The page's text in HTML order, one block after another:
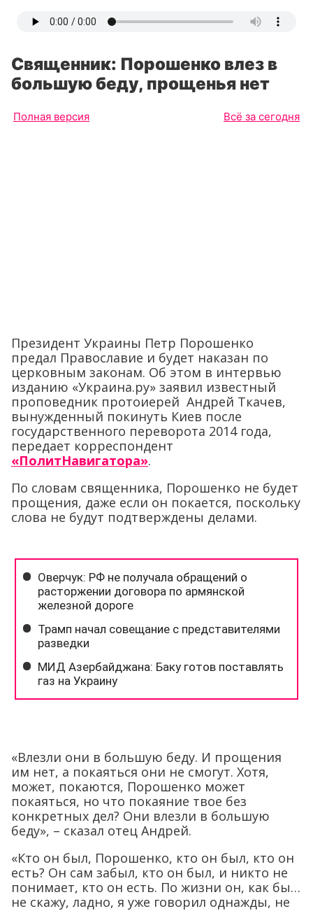
Священник: Порошенко влез в
большую беду, прощенья нет
Полная версия Всё за сегодня
Президент Украины Петр Порошенко
предал Православие и будет наказан по
церковным законам. Об этом в интервью
изданию «Украина.ру» заявил известный
проповедник протоиерей Андрей Ткачев,
вынужденный покинуть Киев после
государственного переворота 2014 года,
передает корреспондент
«ПолитНавигатора».
По словам священника, Порошенко не будет
прощения, даже если он покается, поскольку
слова не будут подтверждены делами.
«Влезли они в большую беду. И прощения
им нет, а покаяться они не смогут. Хотя,
может, покаются, Порошенко может
покаяться, но что покаяние твое без
конкретных дел? Они влезли в большую
беду», – сказал отец Андрей.
«Кто он был, Порошенко, кто он был, кто он
есть? Он сам забыл, кто он был, и никто не
понимает, кто он есть. По жизни он, как бы…
не скажу, ладно, я уже говорил однажды, не